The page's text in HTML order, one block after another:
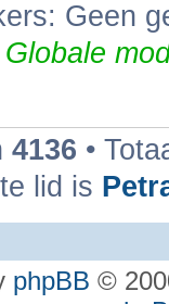
Geen
Globale
4136 •
lid is
phpBB ©